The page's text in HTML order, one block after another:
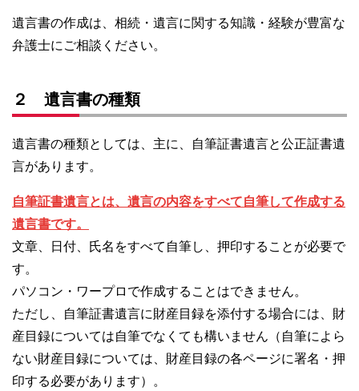
遺言書の作成は、相続・遺言に関する知識・経験が豊富な
弁護士にご相談ください。
２ 遺言書の種類
遺言書の種類としては、主に、自筆証書遺言と公正証書遺
言があります。
自筆証書遺言とは、遺言の内容をすべて自筆して作成する
遺言書です。
文章、日付、氏名をすべて自筆し、押印することが必要で
す。
パソコン・ワープロで作成することはできません。
ただし、自筆証書遺言に財産目録を添付する場合には、財
産目録については自筆でなくても構いません（自筆によら
ない財産目録については、財産目録の各ページに署名・押
印する必要があります）。